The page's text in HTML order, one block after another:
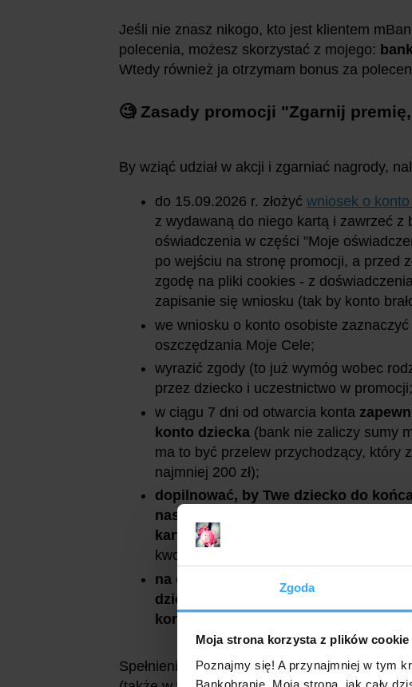
Zgoda
Moja strona korzysta z plików cookie
Poznajmy się! A przynajmniej w tym
Bankobranie. Moja strona, jak cały
Jeśli nie znasz nikogo, kto jest klientem
polecenia, możesz skorzystać z mojego:
Wtedy również ja otrzymam bonus za
🧐 Zasady promocji "Zgarnij
By wziąć udział w akcji i zgarniać nagrody,
do 15.09.2026 r. złożyć wniosek o
z wydawaną do niego kartą i zawrzeć
oświadczenia w części "Moje
po wejściu na stronę promocji, a przed
zgodę na pliki cookies - z
zapisanie się wniosku (tak by konto
we wniosku o konto osobiste
oszczędzania Moje Cele;
wyrazić zgody (to już wymóg wobec
przez dziecko i uczestnictwo w promocji;
w ciągu 7 dni od otwarcia konta
konto dziecka (bank nie zaliczy sumy
ma to być przelew przychodzący, który
najmniej 200 zł);
dopilnować, by Twe dziecko do
następującego po miesiącu otwarcia
kartą
w punktach handlowo-
kwoty);
na ostatni dzień pierwszego pełnego
dziecka: zapewnić saldo min. 50 zł
kontem dziecka
Spełnienie powyższych warunków zapewni